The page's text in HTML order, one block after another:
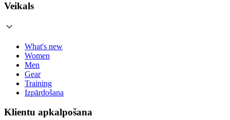
Veikals
What's new
Women
Men
Gear
Training
Izpārdošana
Klientu apkalpošana